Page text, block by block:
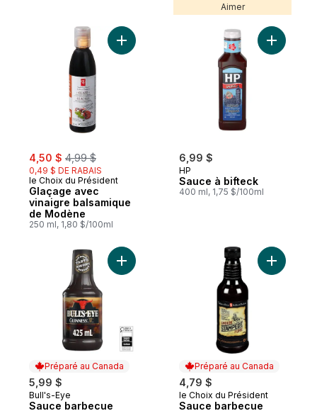
Aimer
sale:
4,50 $ , formerly:
4,99 $
0,49 $ DE RABAIS
le Choix du Président
Glaçage avec
vinaigre balsamique
de Modène
250 ml, 1,80 $/100ml
Ajouter Glaçage avec vinaigre
6,99 $
HP
Sauce à bifteck
400 ml, 1,75 $/100ml
Ajouter
Préparé au Canada
5,99 $
Préparé au Canada
Bull's-Eye
Sauce barbecue
Ajouter Sauce barbecue mélange à la
Préparé au Canada
4,79 $
Préparé au Canada
le Choix du Président
Sauce barbecue
Ajouter